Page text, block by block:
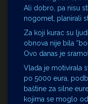
Ali dobro, pa nisu
nogomet, planirali
Za koji kurac su
obnova nije bila
Ovo danas je
Vlada je motivirala
po 5000 eura,
baštine za silne
kojima se moglo